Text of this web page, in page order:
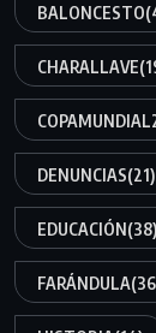
BALONCESTO
CHARALLAVE
DENUNCIAS(21)
EDUCACIÓN(38)
FARÁNDULA